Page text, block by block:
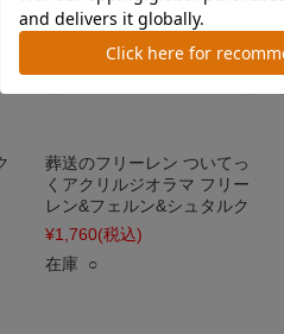
葬送のフリーレン ついてっ
くアクリルジオラマ フリー
レン&フェルン&シュタルク
¥1,760(税込)
在庫 ○